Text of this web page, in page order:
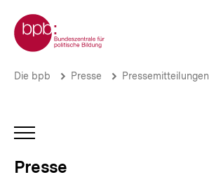
zum
Seiteninhalt
springen
Zur Startseite der bpb
Kinoseminare
Presse
bpb.de
Brotkrümelnavigation
Pfadnavigation
Die bpb Presse Pressemitteilungen
INHALTSNAVIGATION
Presse